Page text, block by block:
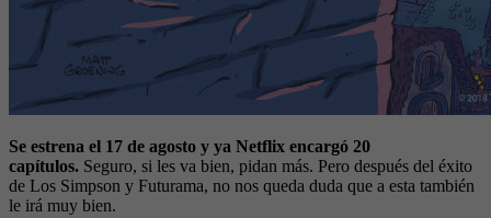
Se estrena el 17 de agosto y ya Netflix encargó 20
capítulos. Seguro, si les va bien, pidan más. Pero después del éxito
de Los Simpson y Futurama, no nos queda duda que a esta también
le irá muy bien.